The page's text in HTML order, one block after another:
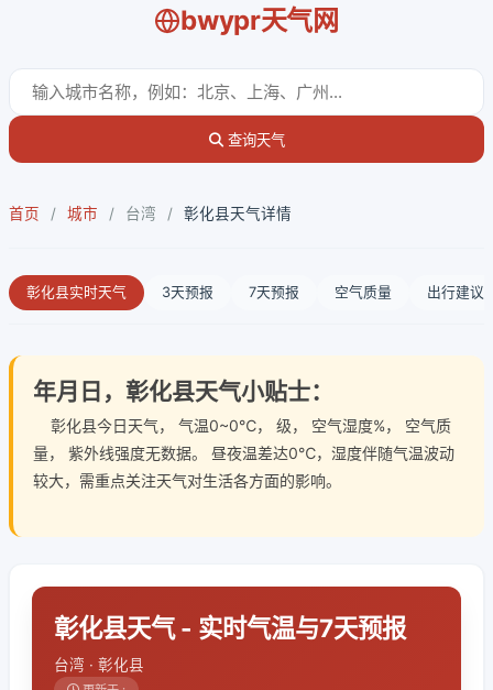
bwypr天气网
查询天气
首页 / 城市 / 台湾 / 彰化县天气详情
彰化县实时天气 3天预报 7天预报 空气质量 出行建议
年月日，彰化县天气小贴士：
彰化县今日天气， 气温0~0℃， 级， 空气湿度%， 空气质
量， 紫外线强度无数据。 昼夜温差达0℃，湿度伴随气温波动
较大，需重点关注天气对生活各方面的影响。
彰化县天气 - 实时气温与7天预报
台湾 · 彰化县